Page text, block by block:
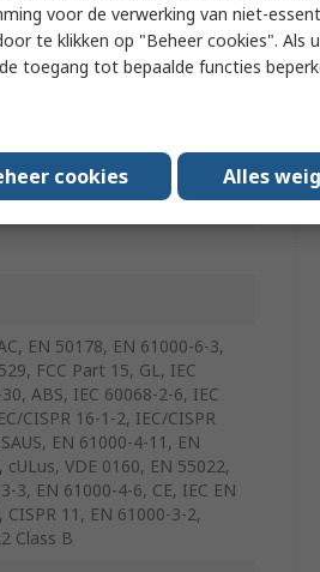
EN 50178, EN 61000-6-3,
FCC Part 15, GL, IEC
ABS, IEC 60068-2-6, IEC
CISPR 16-1-2, IEC/CISPR
EN 61000-4-11, EN
VDE 0160, EN 55022,
3, EN 61000-4-6, CE, IEC EN
11, EN 61000-3-2,
Class B
voor de verwerking van niet-
te klikken op "Beheer cookies". Als
toegang tot bepaalde functies
cookies Alles